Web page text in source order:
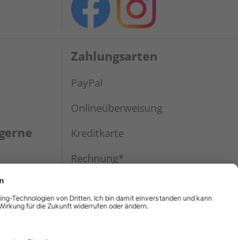
Zahlungsarten
PayPal
Onlineüberweisung
Kreditkarte
Rechnung*
Versand